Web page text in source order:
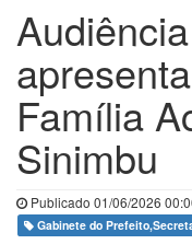
Família
Sinimbu
Publicado 01/06/2026
Gabinete do